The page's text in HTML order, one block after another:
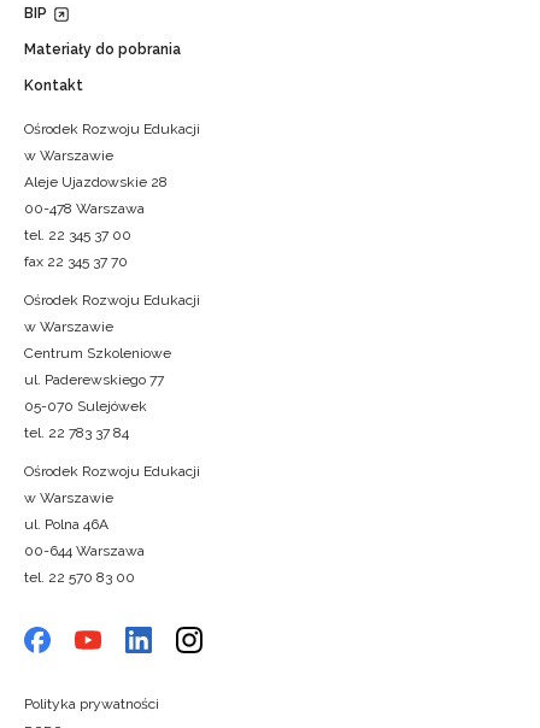
BIP
Materiały do pobrania
Kontakt
Ośrodek Rozwoju Edukacji
w Warszawie
Aleje Ujazdowskie 28
00-478 Warszawa
tel. 22 345 37 00
fax 22 345 37 70
Ośrodek Rozwoju Edukacji
w Warszawie
Centrum Szkoleniowe
ul. Paderewskiego 77
05-070 Sulejówek
tel. 22 783 37 84
Ośrodek Rozwoju Edukacji
w Warszawie
ul. Polna 46A
00-644 Warszawa
tel. 22 570 83 00
Polityka prywatności